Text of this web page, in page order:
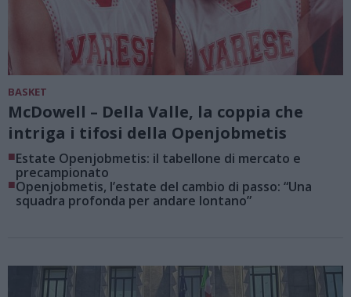
BASKET
McDowell – Della Valle, la coppia che
intriga i tifosi della Openjobmetis
■Estate Openjobmetis: il tabellone di mercato e
precampionato
■Openjobmetis, l’estate del cambio di passo: “Una
squadra profonda per andare lontano”